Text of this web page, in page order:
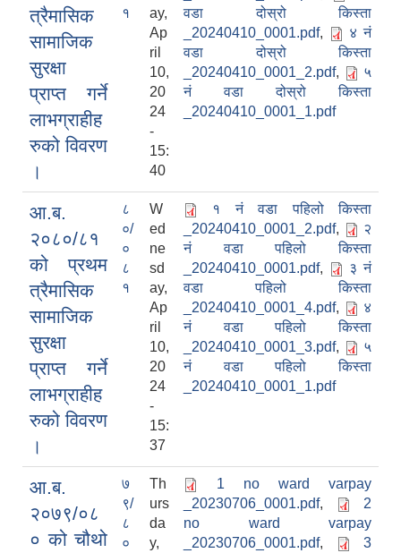
त्रैमासिक
सामाजिक
सुरक्षा
प्राप्त गर्ने
लाभग्राहीह
रुको विवरण
।
१
ay,
Ap
ril
10,
20
24
-
15:
40
वडा दोस्रो किस्ता
_20240410_0001.pdf,
४ नं
वडा दोस्रो किस्ता
_20240410_0001_2.pdf,
५
नं वडा दोस्रो किस्ता
_20240410_0001_1.pdf
आ.ब.
२०८०/८१
को प्रथम
त्रैमासिक
सामाजिक
सुरक्षा
प्राप्त गर्ने
लाभग्राहीह
रुको विवरण
।
८
०/
०
८
१
W
ed
ne
sd
ay,
Ap
ril
10,
20
24
-
15:
37
१ नं वडा पहिलो किस्ता
_20240410_0001_2.pdf,
२
नं वडा पहिलो किस्ता
_20240410_0001.pdf,
३ नं
वडा पहिलो किस्ता
_20240410_0001_4.pdf,
४
नं वडा पहिलो किस्ता
_20240410_0001_3.pdf,
५
नं वडा पहिलो किस्ता
_20240410_0001_1.pdf
आ.ब.
२०७९/०८
० को चौथो
७
९/
८
०
Th
urs
da
y,
1 no ward varpay
_20230706_0001.pdf,
2
no ward varpay
_20230706_0001.pdf,
3